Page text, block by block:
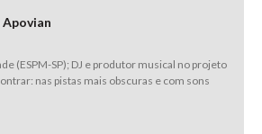
(ESPM-SP); DJ e produtor musical no projeto
nas pistas mais obscuras e com sons